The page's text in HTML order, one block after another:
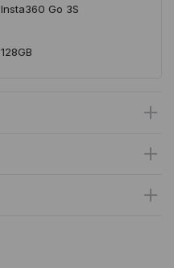
Insta360 Go 3S
128GB